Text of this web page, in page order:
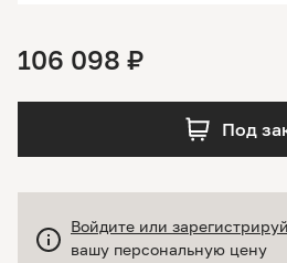
Войдите или
вашу персональную цену
106 098 ₽
Под